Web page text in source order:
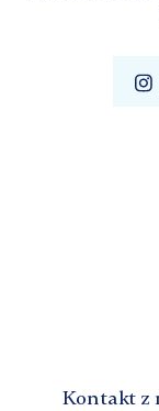
Kontakt z